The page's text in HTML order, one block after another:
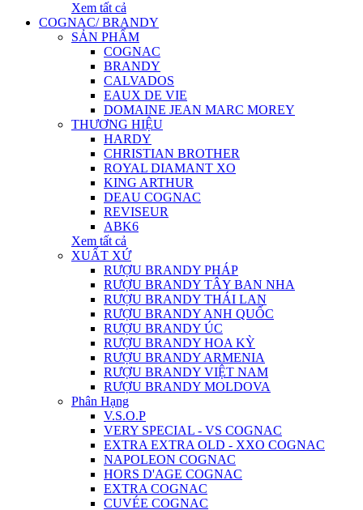
Xem tất cả
COGNAC/ BRANDY
SẢN PHẨM
COGNAC
BRANDY
CALVADOS
EAUX DE VIE
DOMAINE JEAN MARC MOREY
THƯƠNG HIỆU
HARDY
CHRISTIAN BROTHER
ROYAL DIAMANT XO
KING ARTHUR
DEAU COGNAC
REVISEUR
ABK6
Xem tất cả
XUẤT XỨ
RƯỢU BRANDY PHÁP
RƯỢU BRANDY TÂY BAN NHA
RƯỢU BRANDY THÁI LAN
RƯỢU BRANDY ANH QUỐC
RƯỢU BRANDY ÚC
RƯỢU BRANDY HOA KỲ
RƯỢU BRANDY ARMENIA
RƯỢU BRANDY VIỆT NAM
RƯỢU BRANDY MOLDOVA
Phân Hạng
V.S.O.P
VERY SPECIAL - VS COGNAC
EXTRA EXTRA OLD - XXO COGNAC
NAPOLEON COGNAC
HORS D'AGE COGNAC
EXTRA COGNAC
CUVÉE COGNAC